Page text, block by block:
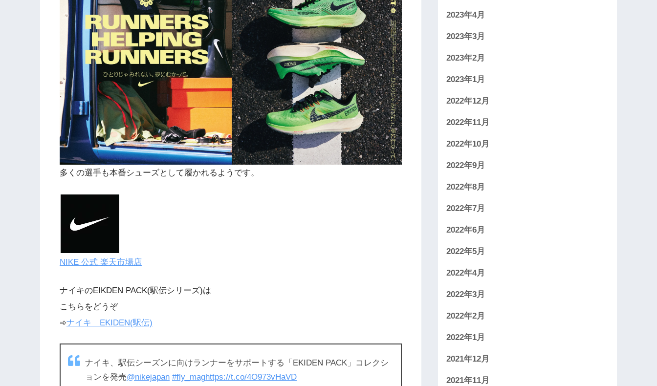
多くの選手も本番シューズとして履かれるようです。
NIKE 公式 楽天市場店
ナイキのEIKDEN PACK(駅伝シリーズ)は
こちらをどうぞ
➾ナイキ EKIDEN(駅伝)
ナイキ、駅伝シーズンに向けランナーをサポートする「EKIDEN PACK」コレクシ
ョンを発売@nikejapan #fly_maghttps://t.co/4O973vHaVD
2023年4月
2023年3月
2023年2月
2023年1月
2022年12月
2022年11月
2022年10月
2022年9月
2022年8月
2022年7月
2022年6月
2022年5月
2022年4月
2022年3月
2022年2月
2022年1月
2021年12月
2021年11月